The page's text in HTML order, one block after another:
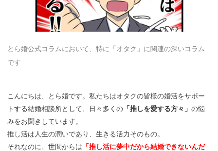
とら婚公式コラムにおいて、特に「オタク」に関連の深いコラム
です
こんにちは、とら婚です。私たちはオタクの皆様の婚活をサポー
トする結婚相談所として、日々多くの 「推しを愛する方々」 の悩
みをお聞きしています。
推し活は人生の潤いであり、生きる活力そのもの。
それなのに、世間からは 「推し活に夢中だから結婚できないんだ